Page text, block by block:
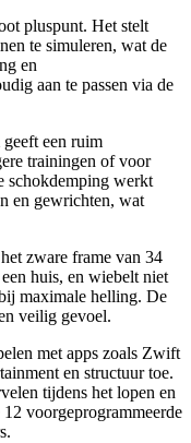
pluspunt. Het stelt
te simuleren, wat de
en
aan te passen via de
een ruim
trainingen of voor
schokdemping werkt
en gewrichten, wat
zware frame van 34
huis, en wiebelt niet
maximale helling. De
veilig gevoel.
met apps zoals Zwift
en structuur toe.
tijdens het lopen en
voorgeprogrammeerde